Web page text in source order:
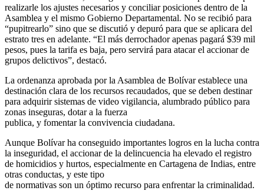
realizarle los ajustes necesarios y conciliar posiciones dentro de la
Asamblea y el mismo Gobierno Departamental. No se recibió para
“pupitrearlo” sino que se discutió y depuró para que se aplicara del
estrato tres en adelante. “El más derrochador apenas pagará $39 mil
pesos, pues la tarifa es baja, pero servirá para atacar el accionar de
grupos delictivos”, destacó.
La ordenanza aprobada por la Asamblea de Bolívar establece una
destinación clara de los recursos recaudados, que se deben destinar
para adquirir sistemas de video vigilancia, alumbrado público para
zonas inseguras, dotar a la fuerza
publica, y fomentar la convivencia ciudadana.
Aunque Bolívar ha conseguido importantes logros en la lucha contra
la inseguridad, el accionar de la delincuencia ha elevado el registro
de homicidios y hurtos, especialmente en Cartagena de Indias, entre
otras conductas, y este tipo
de normativas son un óptimo recurso para enfrentar la criminalidad.